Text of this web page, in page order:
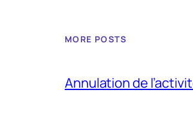
MORE POSTS
Annulation de